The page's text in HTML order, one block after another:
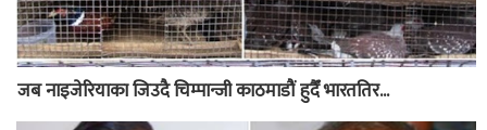
जब नाइजेरियाका जिउदै चिम्पान्जी काठमाडौं हुदैँ भारततिर...